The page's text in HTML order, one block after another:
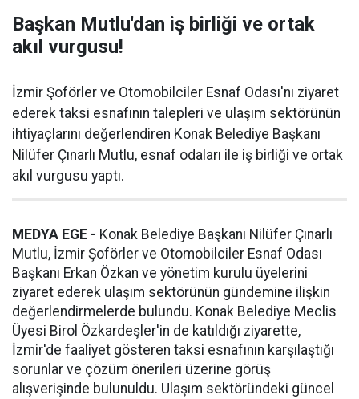
Başkan Mutlu'dan iş birliği ve ortak
akıl vurgusu!
İzmir Şoförler ve Otomobilciler Esnaf Odası'nı ziyaret
ederek taksi esnafının talepleri ve ulaşım sektörünün
ihtiyaçlarını değerlendiren Konak Belediye Başkanı
Nilüfer Çınarlı Mutlu, esnaf odaları ile iş birliği ve ortak
akıl vurgusu yaptı.
MEDYA EGE - Konak Belediye Başkanı Nilüfer Çınarlı
Mutlu, İzmir Şoförler ve Otomobilciler Esnaf Odası
Başkanı Erkan Özkan ve yönetim kurulu üyelerini
ziyaret ederek ulaşım sektörünün gündemine ilişkin
değerlendirmelerde bulundu. Konak Belediye Meclis
Üyesi Birol Özkardeşler'in de katıldığı ziyarette,
İzmir'de faaliyet gösteren taksi esnafının karşılaştığı
sorunlar ve çözüm önerileri üzerine görüş
alışverişinde bulunuldu. Ulaşım sektöründeki güncel